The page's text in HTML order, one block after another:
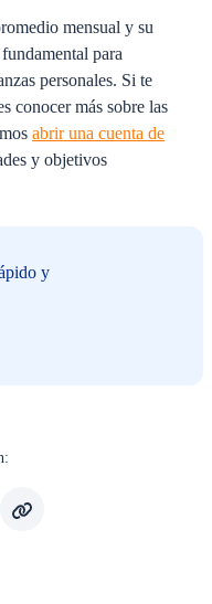
mensual y su
para
personales. Si te
conocer más sobre las
abrir una cuenta de
y objetivos
y